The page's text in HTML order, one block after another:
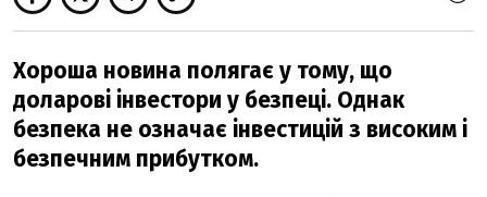
Хороша новина полягає у тому, що
доларові інвестори у безпеці. Однак
безпека не означає інвестицій з високим і
безпечним прибутком.